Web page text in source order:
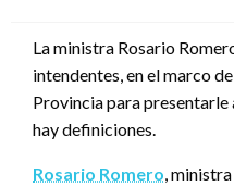
La ministra Rosario
intendentes, en el marco
Provincia para presentarle
hay definiciones.
Rosario Romero,